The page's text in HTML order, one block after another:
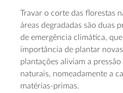
Travar o corte das florestas
áreas degradadas são duas
de emergência climática,
importância de plantar
plantações aliviam a
naturais, nomeadamente a
matérias-primas.